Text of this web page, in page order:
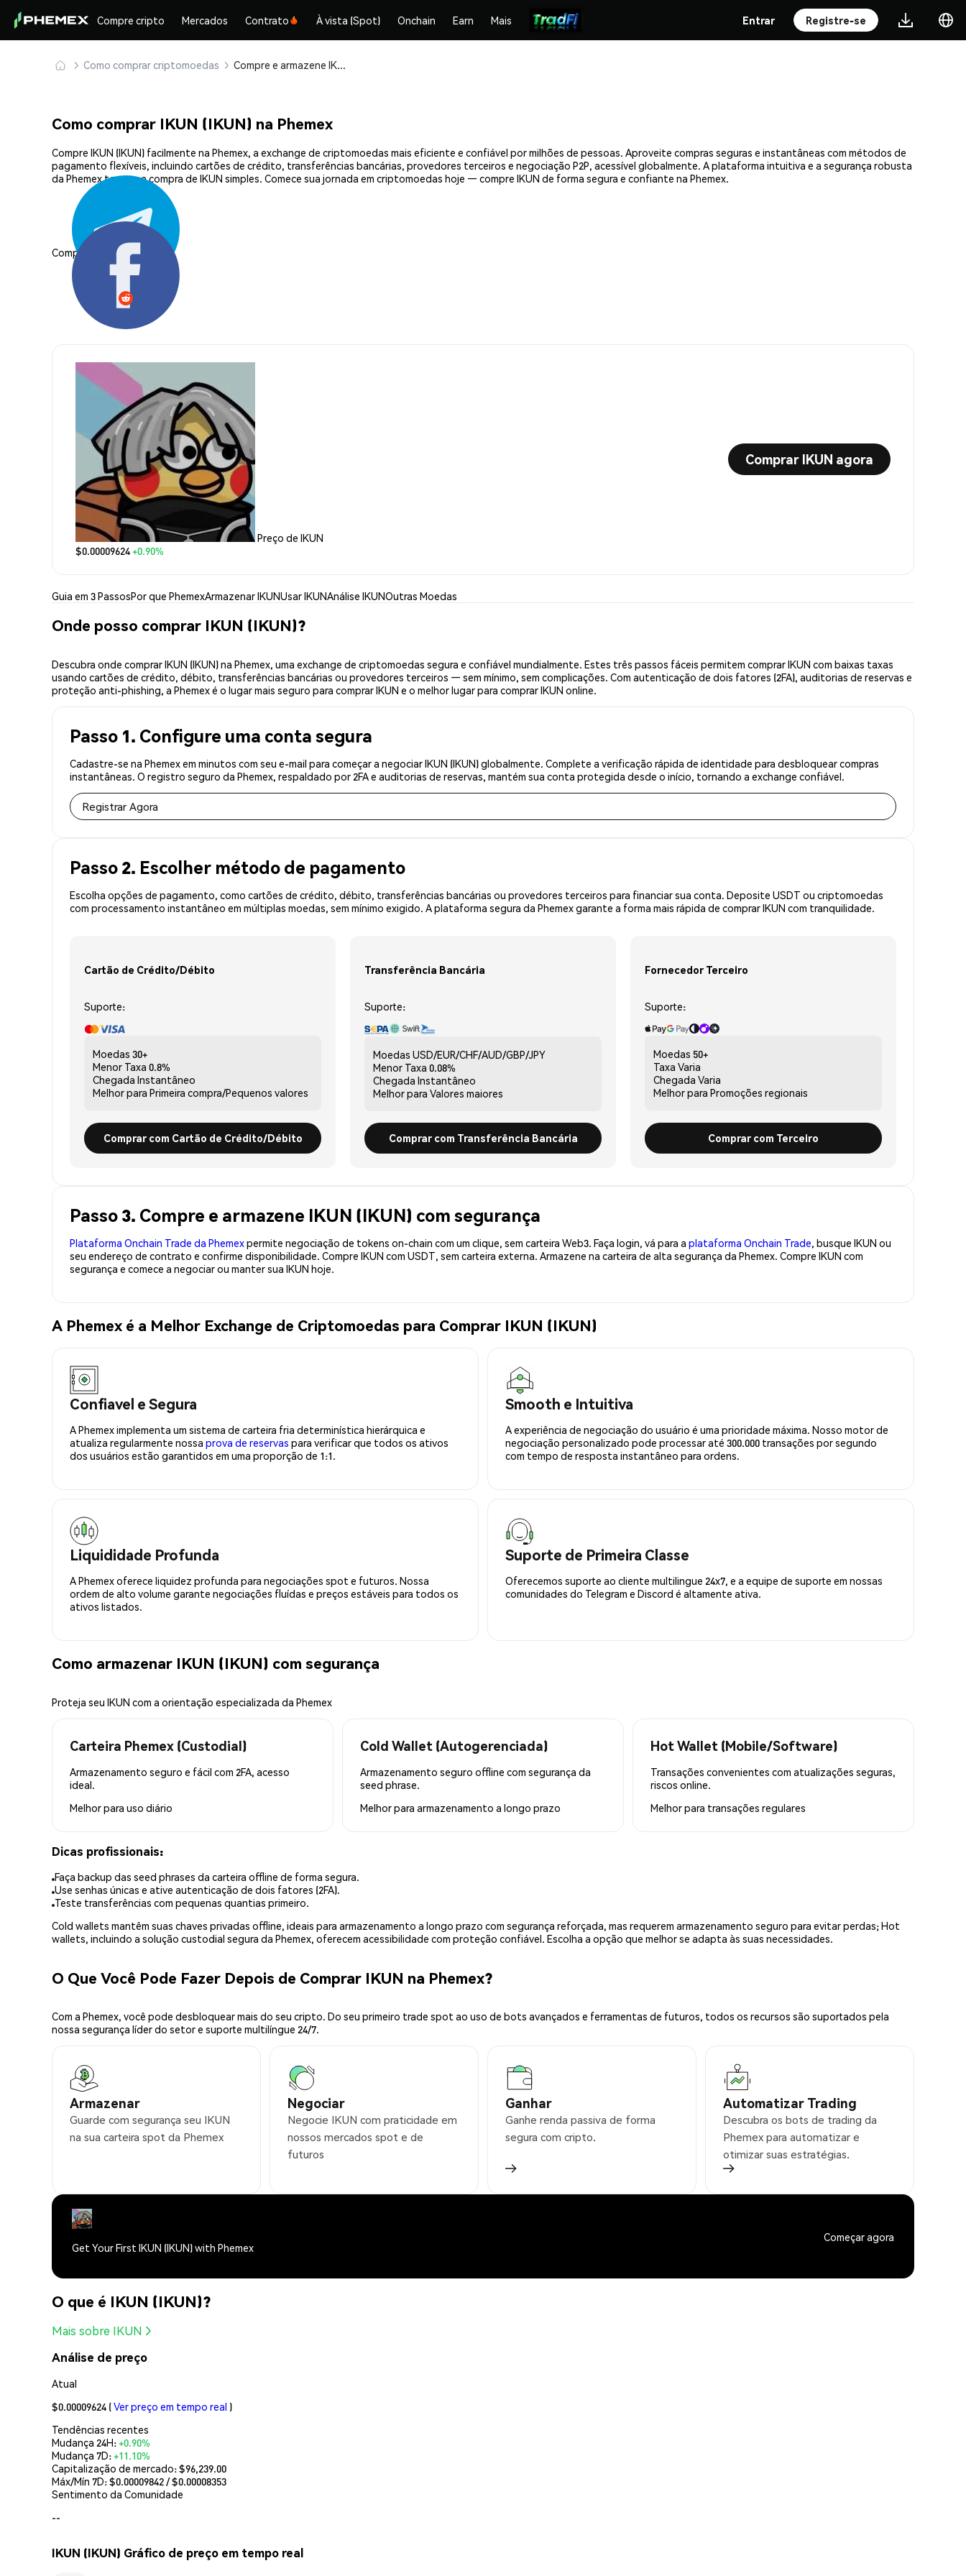
Compre cripto Mercados Contrato À vista (Spot) Onchain Earn Mais Entrar Registre-se
Como comprar criptomoedas Compre e armazene IKUN (IKUN) com segurança
Como comprar IKUN (IKUN) na Phemex
Compre IKUN (IKUN) facilmente na Phemex, a exchange de criptomoedas mais eficiente e confiável por milhões de pessoas. Aproveite compras seguras e instantâneas com métodos de
pagamento flexíveis, incluindo cartões de crédito, transferências bancárias, provedores terceiros e negociação P2P, acessível globalmente. A plataforma intuitiva e a segurança robusta
da Phemex tornam a compra de IKUN simples. Comece sua jornada em criptomoedas hoje — compre IKUN de forma segura e confiante na Phemex.
Compartilhar:
Preço de IKUN
$0.00009624+0.90%
Comprar IKUN agora
Guia em 3 PassosPor que PhemexArmazenar IKUNUsar IKUNAnálise IKUNOutras Moedas
Onde posso comprar IKUN (IKUN)?
Descubra onde comprar IKUN (IKUN) na Phemex, uma exchange de criptomoedas segura e confiável mundialmente. Estes três passos fáceis permitem comprar IKUN com baixas taxas
usando cartões de crédito, débito, transferências bancárias ou provedores terceiros — sem mínimo, sem complicações. Com autenticação de dois fatores (2FA), auditorias de reservas e
proteção anti-phishing, a Phemex é o lugar mais seguro para comprar IKUN e o melhor lugar para comprar IKUN online.
Passo 1. Configure uma conta segura
Cadastre-se na Phemex em minutos com seu e-mail para começar a negociar IKUN (IKUN) globalmente. Complete a verificação rápida de identidade para desbloquear compras
instantâneas. O registro seguro da Phemex, respaldado por 2FA e auditorias de reservas, mantém sua conta protegida desde o início, tornando a exchange confiável.
Registrar Agora
Passo 2. Escolher método de pagamento
Escolha opções de pagamento, como cartões de crédito, débito, transferências bancárias ou provedores terceiros para financiar sua conta. Deposite USDT ou criptomoedas
com processamento instantâneo em múltiplas moedas, sem mínimo exigido. A plataforma segura da Phemex garante a forma mais rápida de comprar IKUN com tranquilidade.
Cartão de Crédito/Débito
Suporte:
Moedas 30+
Menor Taxa 0.8%
Chegada Instantâneo
Melhor para Primeira compra/Pequenos valores
Comprar com Cartão de Crédito/Débito
Transferência Bancária
Suporte:
Moedas USD/EUR/CHF/AUD/GBP/JPY
Menor Taxa 0.08%
Chegada Instantâneo
Melhor para Valores maiores
Comprar com Transferência Bancária
Fornecedor Terceiro
Suporte:
Moedas 50+
Taxa Varia
Chegada Varia
Melhor para Promoções regionais
Comprar com Terceiro
Passo 3. Compre e armazene IKUN (IKUN) com segurança
Plataforma Onchain Trade da Phemexpermite negociação de tokens on-chain com um clique, sem carteira Web3. Faça login, vá para a plataforma Onchain Trade, busque IKUN ou
seu endereço de contrato e confirme disponibilidade. Compre IKUN com USDT, sem carteira externa. Armazene na carteira de alta segurança da Phemex. Compre IKUN com
segurança e comece a negociar ou manter sua IKUN hoje.
A Phemex é a Melhor Exchange de Criptomoedas para Comprar IKUN (IKUN)
Confiavel e Segura
A Phemex implementa um sistema de carteira fria determinística hierárquica e
atualiza regularmente nossa prova de reservas para verificar que todos os ativos
dos usuários estão garantidos em uma proporção de 1:1.
Smooth e Intuitiva
A experiência de negociação do usuário é uma prioridade máxima. Nosso motor de
negociação personalizado pode processar até 300.000 transações por segundo
com tempo de resposta instantâneo para ordens.
Liquididade Profunda
A Phemex oferece liquidez profunda para negociações spot e futuros. Nossa
ordem de alto volume garante negociações fluídas e preços estáveis para todos os
ativos listados.
Suporte de Primeira Classe
Oferecemos suporte ao cliente multilingue 24x7, e a equipe de suporte em nossas
comunidades do Telegram e Discord é altamente ativa.
Como armazenar IKUN (IKUN) com segurança
Proteja seu IKUN com a orientação especializada da Phemex
Carteira Phemex (Custodial)
Armazenamento seguro e fácil com 2FA, acesso
ideal.
Melhor para uso diário
Cold Wallet (Autogerenciada)
Armazenamento seguro offline com segurança da
seed phrase.
Melhor para armazenamento a longo prazo
Hot Wallet (Mobile/Software)
Transações convenientes com atualizações seguras,
riscos online.
Melhor para transações regulares
Dicas profissionais:
Faça backup das seed phrases da carteira offline de forma segura.
Use senhas únicas e ative autenticação de dois fatores (2FA).
Teste transferências com pequenas quantias primeiro.
Cold wallets mantêm suas chaves privadas offline, ideais para armazenamento a longo prazo com segurança reforçada, mas requerem armazenamento seguro para evitar perdas; Hot
wallets, incluindo a solução custodial segura da Phemex, oferecem acessibilidade com proteção confiável. Escolha a opção que melhor se adapta às suas necessidades.
O Que Você Pode Fazer Depois de Comprar IKUN na Phemex?
Com a Phemex, você pode desbloquear mais do seu cripto. Do seu primeiro trade spot ao uso de bots avançados e ferramentas de futuros, todos os recursos são suportados pela
nossa segurança líder do setor e suporte multilíngue 24/7.
Armazenar
Guarde com segurança seu IKUN
na sua carteira spot da Phemex
Negociar
Negocie IKUN com praticidade em
nossos mercados spot e de
futuros
Ganhar
Ganhe renda passiva de forma
segura com cripto.
Automatizar Trading
Descubra os bots de trading da
Phemex para automatizar e
otimizar suas estratégias.
Get Your First IKUN (IKUN) with Phemex
Começar agora
O que é IKUN (IKUN)?
Mais sobre IKUN
Análise de preço
Atual
$0.00009624 (Ver preço em tempo real )
Tendências recentes
Mudança 24H:+0.90%
Mudança 7D:+11.10%
Capitalização de mercado:$96,239.00
Máx/Mín 7D: $0.00009842/ $0.00008353
Sentimento da Comunidade
--
IKUN (IKUN) Gráfico de preço em tempo real